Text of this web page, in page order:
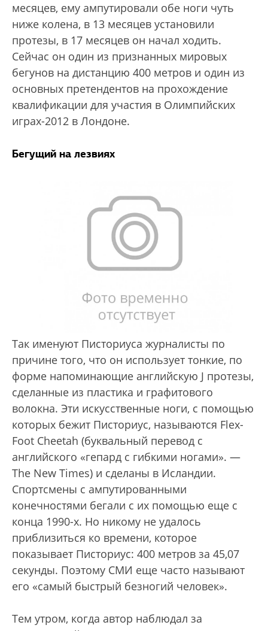
месяцев, ему ампутировали обе ноги чуть
ниже колена, в 13 месяцев установили
протезы, в 17 месяцев он начал ходить.
Сейчас он один из признанных мировых
бегунов на дистанцию 400 метров и один из
основных претендентов на прохождение
квалификации для участия в Олимпийских
играх-2012 в Лондоне.
Бегущий на лезвиях
Так именуют Писториуса журналисты по
причине того, что он использует тонкие, по
форме напоминающие английскую J протезы,
сделанные из пластика и графитового
волокна. Эти искусственные ноги, с помощью
которых бежит Писториус, называются Flex-
Foot Cheetah (буквальный перевод с
английского «гепард с гибкими ногами». —
The New Times) и сделаны в Исландии.
Спортсмены с ампутированными
конечностями бегали с их помощью еще с
конца 1990-х. Но никому не удалось
приблизиться ко времени, которое
показывает Писториус: 400 метров за 45,07
секунды. Поэтому СМИ еще часто называют
его «самый быстрый безногий человек».
Тем утром, когда автор наблюдал за